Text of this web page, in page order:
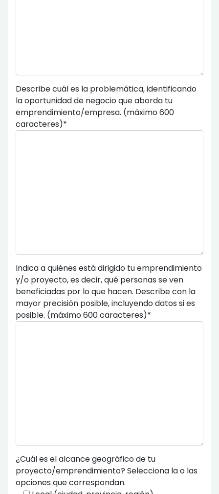
Describe cuál es la problemática, identificando
la oportunidad de negocio que aborda tu
emprendimiento/empresa. (máximo 600
caracteres)*
Indica a quiénes está dirigido tu emprendimiento
y/o proyecto, es decir, qué personas se ven
beneficiadas por lo que hacen. Describe con la
mayor precisión posible, incluyendo datos si es
posible. (máximo 600 caracteres)*
¿Cuál es el alcance geográfico de tu
proyecto/emprendimiento? Selecciona la o las
opciones que correspondan.